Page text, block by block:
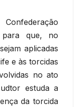
para que, no
aplicadas
e às torcidas
no ato
estuda a
da torcida